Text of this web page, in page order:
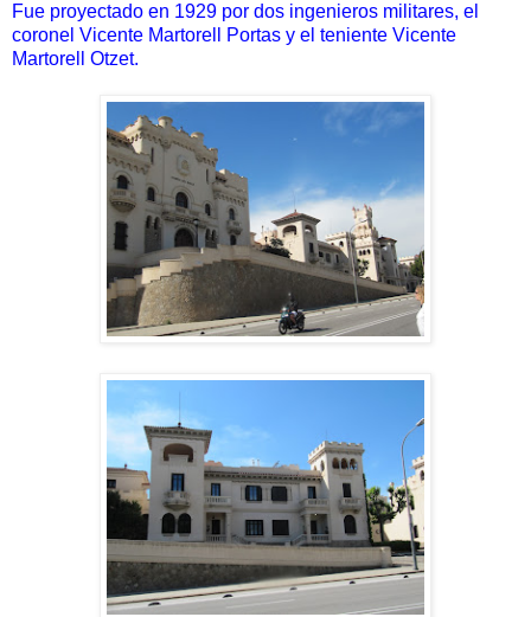
Fue proyectado en 1929 por dos ingenieros militares, el
coronel Vicente Martorell Portas y el teniente Vicente
Martorell Otzet.